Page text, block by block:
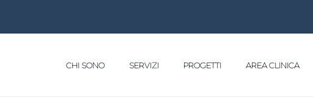
CHI SONO SERVIZI PROGETTI AREA CLINICA